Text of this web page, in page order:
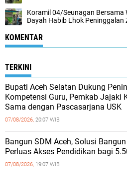
Koramil 04/Seunagan Bersama
Dayah Habib Lhok Peninggalan
KOMENTAR
TERKINI
Bupati Aceh Selatan Dukung
Kompetensi Guru, Pemkab Jajaki
Sama dengan Pascasarjana USK
07/08/2026, 20:07 WIB
‎Bangun SDM Aceh, Solusi
Perluas Akses Pendidikan bagi
07/08/2026, 19:07 WIB